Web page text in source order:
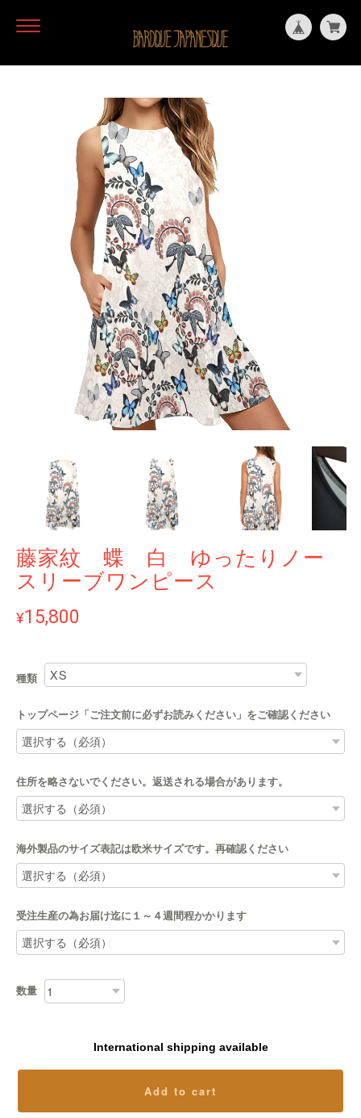
藤家紋 蝶 白 ゆったりノー
スリーブワンピース
¥15,800
種類
トップページ「ご注文前に必ずお読みください」をご確認ください
住所を略さないでください。返送される場合があります。
海外製品のサイズ表記は欧米サイズです。再確認ください
受注生産の為お届け迄に１～４週間程かかります
数量
International shipping available
Add to cart